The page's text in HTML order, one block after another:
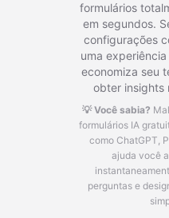
formulários
em segundos.
configurações
uma
economiza seu
obter insights
💡 Você sabia?
formulários IA
como ChatGPT,
ajuda você
perguntas e